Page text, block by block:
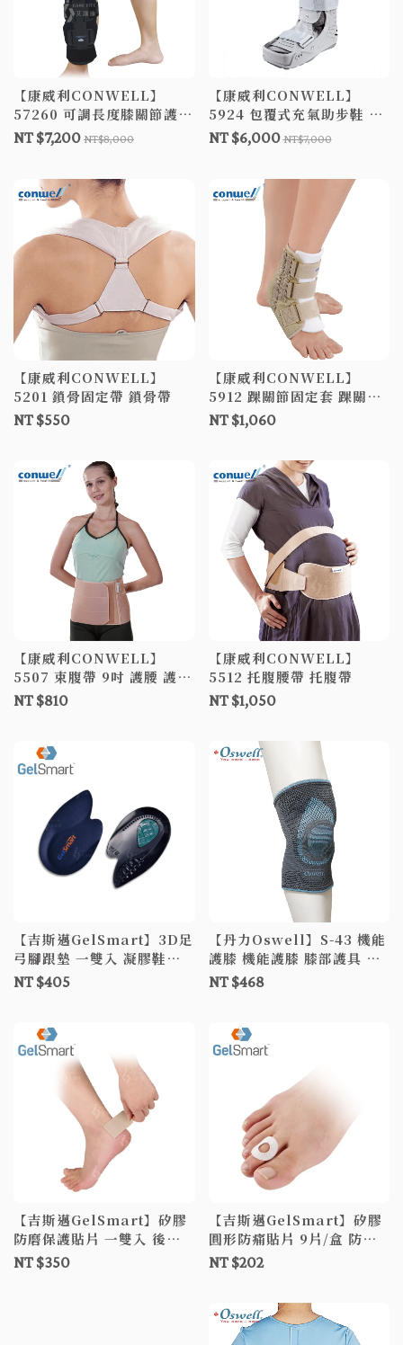
【康威利CONWELL】
57260 可調長度膝關節護具
ONE SIZE 單隻販售 不分
左右腳 膝關節護理
NT $7,200 NT$8,000
【康威利CONWELL】
5924 包覆式充氣助步鞋 標
準版 單隻販售 不分左右腳
足部 踝部穩定 骨折 扭傷 壓
NT $6,000NT$7,000
【康威利CONWELL】
5201 鎖骨固定帶 鎖骨帶
NT $550
【康威利CONWELL】
5912 踝關節固定套 踝關節
固定套 腳踝固定
NT $1,060
【康威利CONWELL】
5507 束腹帶 9吋 護腰 護腰
帶
NT $810
【康威利CONWELL】
5512 托腹腰帶 托腹帶
NT $1,050
【吉斯邁GelSmart】3D足
弓腳跟墊 一雙入 凝膠鞋墊
紓壓減震 足跟墊 鞋墊 局部
NT $405
【丹力Oswell】S-43 機能
護膝 機能護膝 膝部護具 透
氣護膝 穿戴式護膝
NT $468
【吉斯邁GelSmart】矽膠
防磨保護貼片 一雙入 後腳
跟貼 防磨腳 防磨凝膠貼 後
NT $350
【吉斯邁GelSmart】矽膠
圓形防痛貼片 9片/盒 防套
防護 雞眼防磨 防磨貼片
NT $202